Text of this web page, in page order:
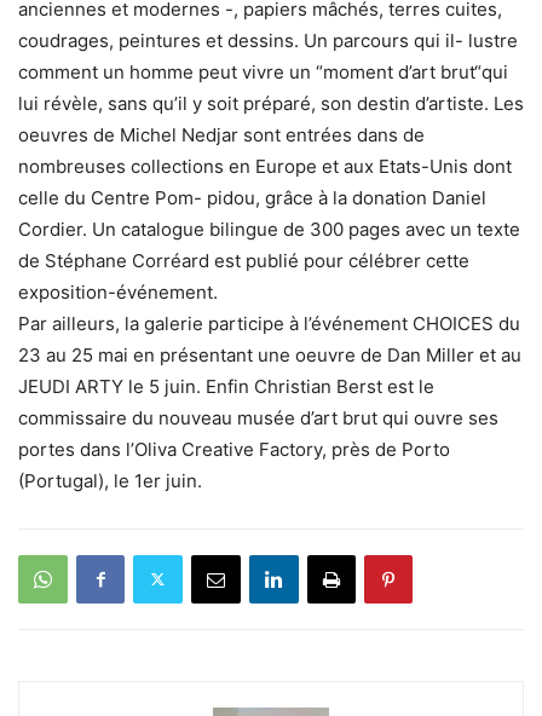
anciennes et modernes -, papiers mâchés, terres cuites,
coudrages, peintures et dessins. Un parcours qui il- lustre
comment un homme peut vivre un “moment d’art brut“qui
lui révèle, sans qu’il y soit préparé, son destin d’artiste. Les
oeuvres de Michel Nedjar sont entrées dans de
nombreuses collections en Europe et aux Etats-Unis dont
celle du Centre Pom- pidou, grâce à la donation Daniel
Cordier. Un catalogue bilingue de 300 pages avec un texte
de Stéphane Corréard est publié pour célébrer cette
exposition-événement.
Par ailleurs, la galerie participe à l’événement CHOICES du
23 au 25 mai en présentant une oeuvre de Dan Miller et au
JEUDI ARTY le 5 juin. Enfin Christian Berst est le
commissaire du nouveau musée d’art brut qui ouvre ses
portes dans l’Oliva Creative Factory, près de Porto
(Portugal), le 1er juin.